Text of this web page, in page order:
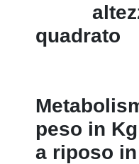
altezza
quadrato
peso in
a riposo